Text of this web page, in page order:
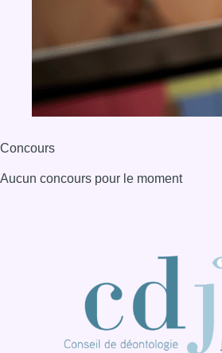
Concours
Aucun concours pour le moment